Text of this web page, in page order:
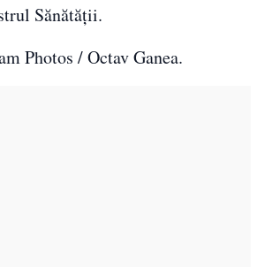
Sănătății.
Photos / Octav Ganea.